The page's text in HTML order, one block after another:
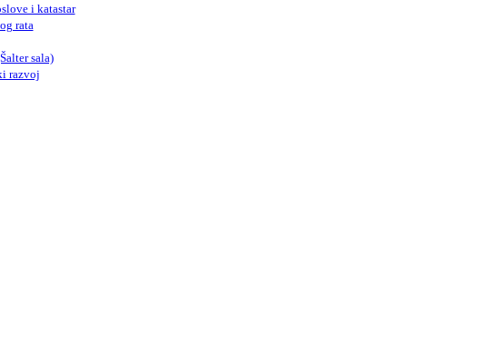
i katastar
rata
sala)
razvoj